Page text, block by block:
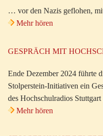
… vor den Nazis geflohen,
Mehr hören
GESPRÄCH MIT
Ende Dezember 2024 führte
Stolperstein-Initiativen ein
des Hochschulradios
Mehr hören